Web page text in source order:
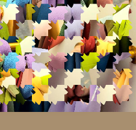
3 5.0 13